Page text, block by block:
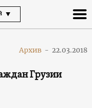
Архив - 22.03.2018
Грузии